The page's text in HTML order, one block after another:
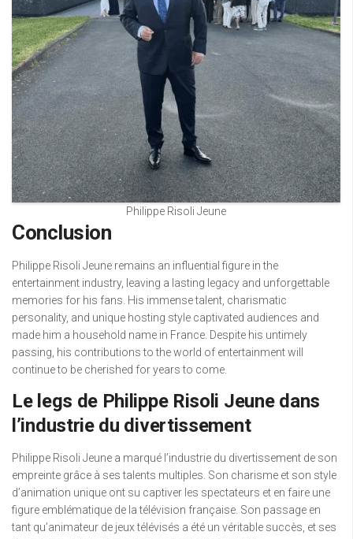
Philippe Risoli Jeune
Conclusion
Philippe Risoli Jeune remains an influential figure in the
entertainment industry, leaving a lasting legacy and unforgettable
memories for his fans. His immense talent, charismatic
personality, and unique hosting style captivated audiences and
made him a household name in France. Despite his untimely
passing, his contributions to the world of entertainment will
continue to be cherished for years to come.
Le legs de Philippe Risoli Jeune dans
l’industrie du divertissement
Philippe Risoli Jeune a marqué l’industrie du divertissement de son
empreinte grâce à ses talents multiples. Son charisme et son style
d’animation unique ont su captiver les spectateurs et en faire une
figure emblématique de la télévision française. Son passage en
tant qu’animateur de jeux télévisés a été un véritable succès, et ses